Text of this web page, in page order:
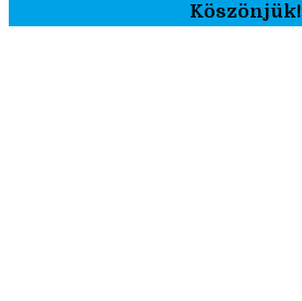
Köszönjük!